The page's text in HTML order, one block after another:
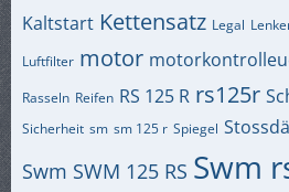
Kaltstart Kettensatz Legal
Luftfilter motor
Rasseln Reifen RS 125 R rs125r
Sicherheit sm sm 125 r Spiegel
Swm SWM 125 RS Swm